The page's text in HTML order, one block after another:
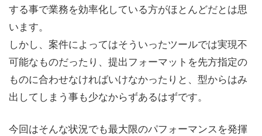
する事で業務を効率化している方がほとんどだとは思
います。
しかし、案件によってはそういったツールでは実現不
可能なものだったり、提出フォーマットを先方指定の
ものに合わせなければいけなかったりと、型からはみ
出してしまう事も少なからずあるはずです。
今回はそんな状況でも最大限のパフォーマンスを発揮